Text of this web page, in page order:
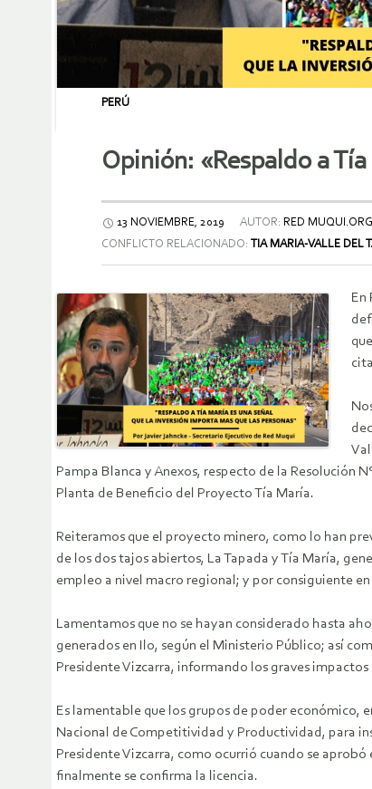
PERÚ
Opinión: «Respaldo a
13 NOVIEMBRE, 2019 AUTOR: RED MUQUI.ORG
CONFLICTO RELACIONADO:
TIA MARIA-VALLE DEL
En
Pampa Blanca y Anexos, respecto de la Resolución
Planta de Beneficio del Proyecto Tía María.
Reiteramos que el proyecto minero, como lo han
de los dos tajos abiertos, La Tapada y Tía María,
empleo a nivel macro regional; y por consiguiente
Lamentamos que no se hayan considerado hasta
generados en Ilo, según el Ministerio Público; así
Presidente Vizcarra, informando los graves
Es lamentable que los grupos de poder
Nacional de Competitividad y Productividad, para
Presidente Vizcarra, como ocurrió cuando se
finalmente se confirma la licencia.